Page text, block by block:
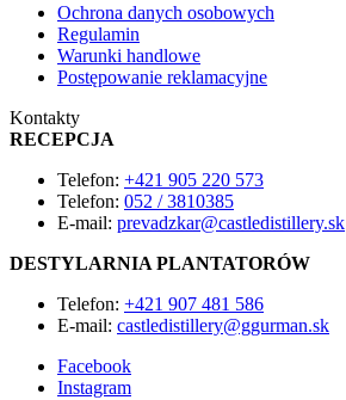
Ochrona danych osobowych
Regulamin
Warunki handlowe
Postępowanie reklamacyjne
Kontakty
RECEPCJA
Telefon: +421 905 220 573
Telefon: 052 / 3810385
E-mail: prevadzkar@castledistillery.sk
DESTYLARNIA PLANTATORÓW
Telefon: +421 907 481 586
E-mail: castledistillery@ggurman.sk
Facebook
Instagram